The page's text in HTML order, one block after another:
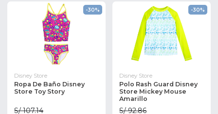
-30%
Disney Store
Ropa De Baño Disney
Store Toy Story
S/ 107.14
-30%
Disney Store
Polo Rash Guard Disney
Store Mickey Mouse
Amarillo
S/ 92.86